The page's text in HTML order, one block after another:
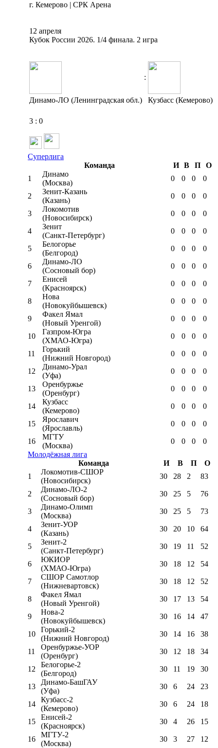
г. Кемерово | СРК Арена
12 апреля
Кубок России 2026. 1/4 финала. 2 игра
:
Динамо-ЛО (Ленинградская обл.) Кузбасс (Кемерово)
3 : 0
Суперлига
Команда
И В П
О
1
Динамо
(Москва)
0 0 0 0
2
Зенит-Казань
(Казань)
0 0 0 0
3
Локомотив
(Новосибирск)
0 0 0 0
4
Зенит
(Санкт-Петербург)
0 0 0 0
5
Белогорье
(Белгород)
0 0 0 0
6
Динамо-ЛО
(Сосновый бор)
0 0 0 0
7
Енисей
(Красноярск)
0 0 0 0
8
Нова
(Новокуйбышевск)
0 0 0 0
9
Факел Ямал
(Новый Уренгой)
0 0 0 0
10
Газпром-Югра
(ХМАО-Югра)
0 0 0 0
11
Горький
(Нижний Новгород)
0 0 0 0
12
Динамо-Урал
(Уфа)
0 0 0 0
13
Оренбуржье
(Оренбург)
0 0 0 0
14
Кузбасс
(Кемерово)
0 0 0 0
15
Ярославич
(Ярославль)
0 0 0 0
16
МГТУ
(Москва)
0 0 0
0
Молодёжная лига
Команда
И В П
О
1
Локомотив-CШОР
(Новосибирск)
30 28 2 83
2
Динамо-ЛО-2
(Сосновый бор)
30 25 5 76
3
Динамо-Олимп
(Москва)
30 25 5 73
4
Зенит-УОР
(Казань)
30 20 10 64
5
Зенит-2
(Санкт-Петербург)
30 19 11 52
6
ЮКИОР
(ХМАО-Югра)
30 18 12 54
7
СШОР Самотлор
(Нижневартовск)
30 18 12 52
8
Факел Ямал
(Новый Уренгой)
30 17 13 54
9
Нова-2
(Новокуйбышевск)
30 16 14 47
10
Горький-2
(Нижний Новгород)
30 14 16 38
11
Оренбуржье-УОР
(Оренбург)
30 12 18 34
12
Белогорье-2
(Белгород)
30 11 19 30
13
Динамо-БашГАУ
(Уфа)
30 6 24 23
14
Кузбасс-2
(Кемерово)
30 6 24 18
15
Енисей-2
(Красноярск)
30 4 26 15
16
МГТУ-2
(Москва)
30 3 27 12